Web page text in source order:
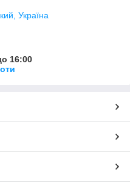
Україна
16:00